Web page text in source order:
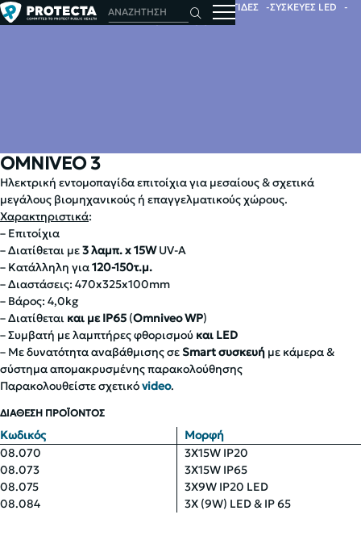
ΑΡΧΙΚΗ ΕΝΤΟΜΑ ΗΛΕΚΤΡΙΚΕΣ ΕΝΤΟΜΟΠΑΓΙΔΕΣ
ΣΥΣΚΕΥΕΣ LED
OMNIVEO 3
OMNIVEO 3
Ηλεκτρική εντομοπαγίδα επιτοίχια για μεσαίους & σχετικά
μεγάλους βιομηχανικούς ή επαγγελματικούς χώρους.
Χαρακτηριστικά:
– Επιτοίχια
– Διατίθεται με3 λαμπ. x 15WUV-A
– Κατάλληλη για120-150τ.μ.
– Διαστάσεις: 470x325x100mm
– Βάρος: 4,0kg
– Διατίθεται και με IP65 (Omniveo WP)
– Συμβατή με λαμπτήρες φθορισμού και LED
– Με δυνατότητα αναβάθμισης σε Smart συσκευή με κάμερα &
σύστημα απομακρυσμένης παρακολούθησης
Παρακολουθείστε σχετικόvideo.
ΔΙΑΘΕΣΗ ΠΡΟΪΟΝΤΟΣ
Κωδικός
Μορφή
08.070
3X15W IP20
08.073
3X15W IP65
08.075
3X9W IP20 LED
08.084
3X (9W) LED & IP 65